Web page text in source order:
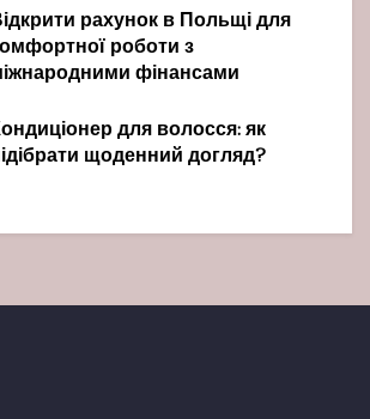
рахунок в Польщі для
роботи з
фінансами
для волосся: як
щоденний догляд?